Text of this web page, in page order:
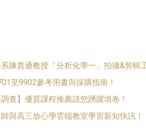
系陳貴通教授「分析化學一」拍攝&剪輯
至9902參考用書與採購指南！
調查】優質課程推薦請您踴躍填卷！
與高三放心學雲端教室學習新知快訊！